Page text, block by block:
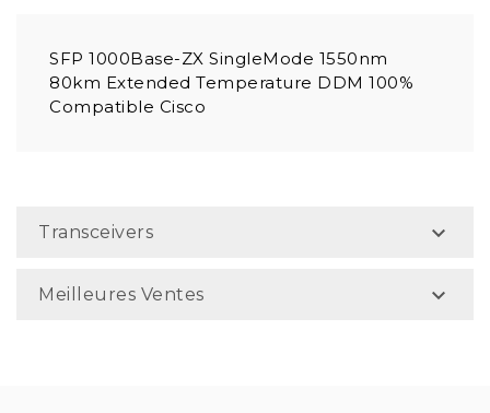
SFP 1000Base-ZX SingleMode 1550nm
80km Extended Temperature DDM 100%
Compatible Cisco
Transceivers 
Meilleures Ventes 